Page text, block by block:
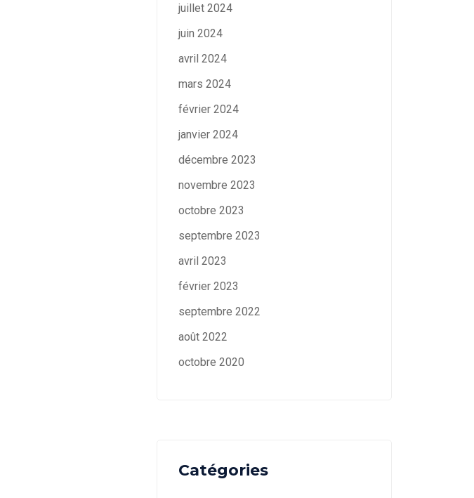
juillet 2024
juin 2024
avril 2024
mars 2024
février 2024
janvier 2024
décembre 2023
novembre 2023
octobre 2023
septembre 2023
avril 2023
février 2023
septembre 2022
août 2022
octobre 2020
Catégories